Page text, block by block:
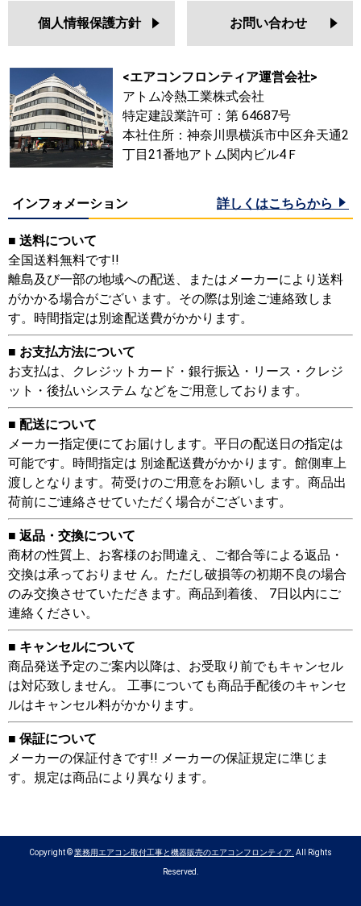
個人情報保護方針 お問い合わせ
<エアコンフロンティア運営会社>
アトム冷熱工業株式会社
特定建設業許可：第 64687号
本社住所：神奈川県横浜市中区弁天通2
丁目21番地アトム関内ビル4Ｆ
インフォメーション 詳しくはこちらから
■ 送料について
全国送料無料です!!
離島及び一部の地域への配送、またはメーカーにより送料
がかかる場合がござい ます。その際は別途ご連絡致しま
す。時間指定は別途配送費がかかります。
■ お支払方法について
お支払は、クレジットカード・銀行振込・リース・クレジ
ット・後払いシステム などをご用意しております。
■ 配送について
メーカー指定便にてお届けします。平日の配送日の指定は
可能です。時間指定は 別途配送費がかかります。館側車上
渡しとなります。荷受けのご用意をお願いし ます。商品出
荷前にご連絡させていただく場合がございます。
■ 返品・交換について
商材の性質上、お客様のお間違え、ご都合等による返品・
交換は承っておりませ ん。ただし破損等の初期不良の場合
のみ交換させていただきます。商品到着後、 7日以内にご
連絡ください。
■ キャンセルについて
商品発送予定のご案内以降は、お受取り前でもキャンセル
は対応致しません。 工事についても商品手配後のキャンセ
ルはキャンセル料がかかります。
■ 保証について
メーカーの保証付きです!! メーカーの保証規定に準じま
す。規定は商品により異なります。
Copyright ©業務用エアコン取付工事と機器販売のエアコンフロンティア. All Rights
Reserved.